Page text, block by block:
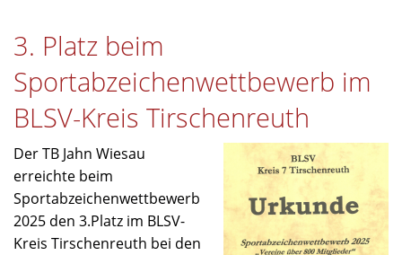
3. Platz beim
Sportabzeichenwettbewerb im
BLSV-Kreis Tirschenreuth
Der TB Jahn Wiesau
erreichte beim
Sportabzeichenwettbewerb
2025 den 3.Platz im BLSV-
Kreis Tirschenreuth bei den